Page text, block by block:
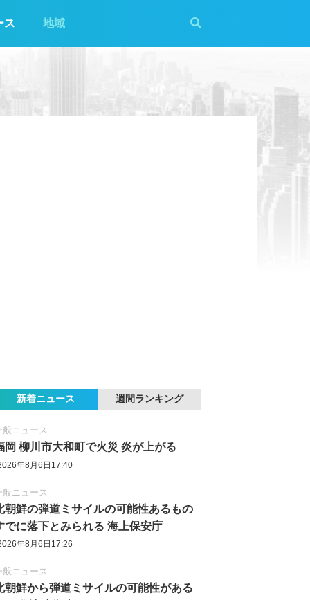
ス 地域
新着ニュース 週間ランキング
般ニュース
岡 柳川市大和町で火災 炎が上がる
年8月6日17:40
般ニュース
朝鮮の弾道ミサイルの可能性あるもの
でに落下とみられる 海上保安庁
年8月6日17:26
般ニュース
朝鮮から弾道ミサイルの可能性がある